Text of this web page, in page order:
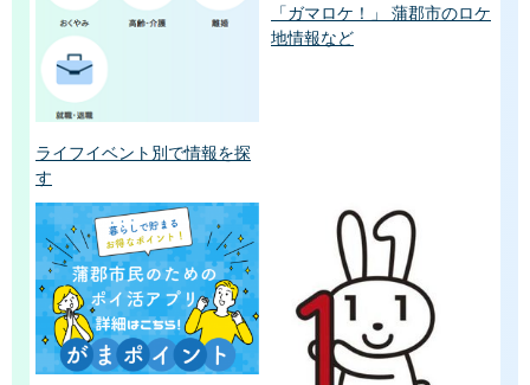
ライフイベント別で情報を探
す
「ガマロケ！」 蒲郡市のロケ
地情報など